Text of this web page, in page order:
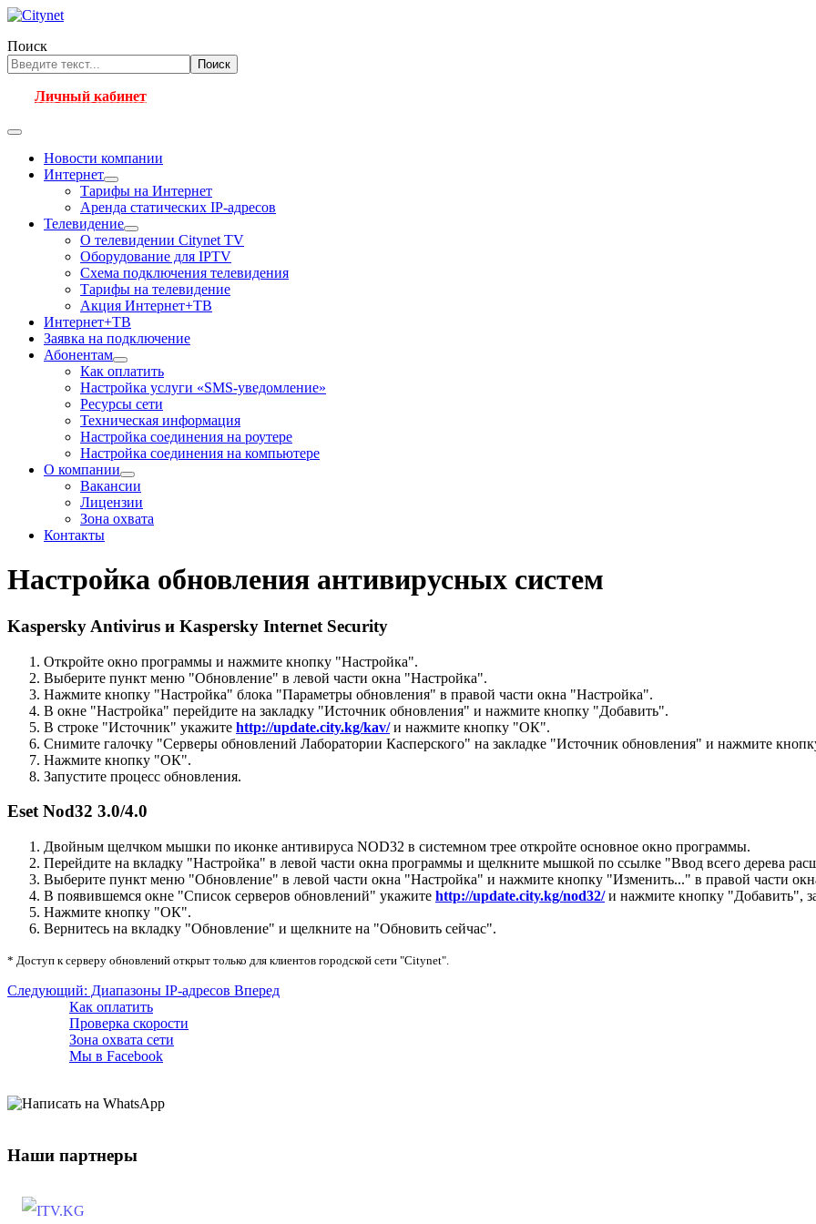
Поиск
Поиск
Личный кабинет
Новости компании
Интернет
Тарифы на Интернет
Аренда статических IP-адресов
Телевидение
О телевидении Citynet TV
Оборудование для IPTV
Схема подключения телевидения
Тарифы на телевидение
Акция Интернет+ТВ
Интернет+ТВ
Заявка на подключение
Абонентам
Как оплатить
Настройка услуги «SMS-уведомление»
Ресурсы сети
Техническая информация
Настройка соединения на роутере
Настройка соединения на компьютере
О компании
Вакансии
Лицензии
Зона охвата
Контакты
Настройка обновления антивирусных систем
Kaspersky Antivirus и Kaspersky Internet Security
Откройте окно программы и нажмите кнопку "Настройка".
Выберите пункт меню "Обновление" в левой части окна "Настройка".
Нажмите кнопку "Настройка" блока "Параметры обновления" в правой части окна "Настройка".
В окне "Настройка" перейдите на закладку "Источник обновления" и нажмите кнопку "Добавить".
В строке "Источник" укажите http://update.city.kg/kav/и нажмите кнопку "ОК".
Снимите галочку "Серверы обновлений Лаборатории Касперского" на закладке "Источник обновления" и нажмите
Нажмите кнопку "ОК".
Запустите процесс обновления.
Eset Nod32 3.0/4.0
Двойным щелчком мышки по иконке антивируса NOD32 в системном трее откройте основное окно программы.
Перейдите на вкладку "Настройка" в левой части окна программы и щелкните мышкой по ссылке "Ввод всего дерева
Выберите пункт меню "Обновление" в левой части окна "Настройка" и нажмите кнопку "Изменить..." в правой части
В появившемся окне "Список серверов обновлений" укажите http://update.city.kg/nod32/и нажмите кнопку "Добавить",
Нажмите кнопку "ОК".
Вернитесь на вкладку "Обновление" и щелкните на "Обновить сейчас".
* Доступ к серверу обновлений открыт только для клиентов городской сети "Citynet".
Следующий: Диапазоны IP-адресов Вперед
Как оплатить
Проверка скорости
Зона охвата сети
Мы в Facebook
Наши партнеры